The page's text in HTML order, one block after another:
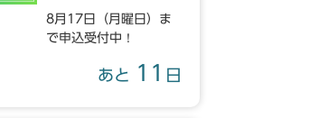
8月17日（月曜日）ま
で申込受付中！
あと 11 日